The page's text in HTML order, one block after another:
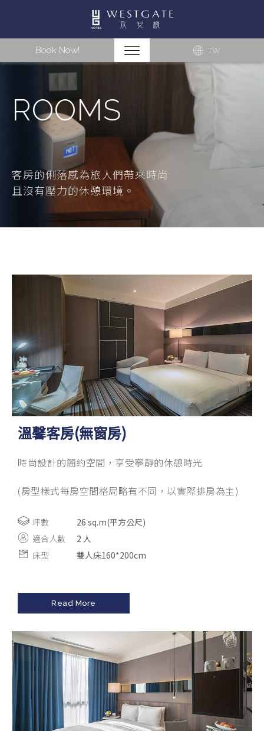
ROOMS
客房的俐落感為旅人們帶來時尚
且沒有壓力的休憩環境。
溫馨客房(無窗房)
時尚設計的簡約空間，享受寧靜的休憩時光
(房型樣式每房空間格局略有不同，以實際排房為主)
坪數
26 sq.m(平方公尺)
適合人數
2 人
床型
雙人床160*200cm
Read More
Book Now! TW